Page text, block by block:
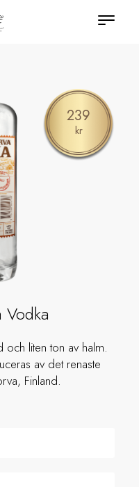
239
kr
Vodka
liten ton av halm.
av det renaste
Finland.